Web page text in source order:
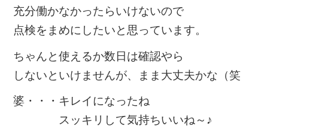
充分働かなかったらいけないので
点検をまめにしたいと思っています。
ちゃんと使えるか数日は確認やら
しないといけませんが、まま大丈夫かな（笑
婆・・・キレイになったね
スッキリして気持ちいいね～♪